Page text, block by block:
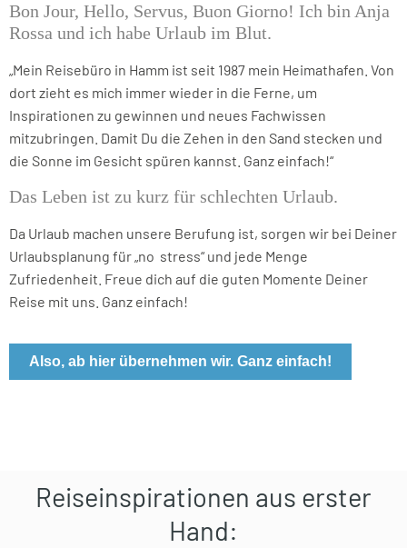
Bon Jour, Hello, Servus, Buon Giorno! Ich bin Anja
Rossa und ich habe Urlaub im Blut.
„Mein Reisebüro in Hamm ist seit 1987 mein Heimathafen. Von
dort zieht es mich immer wieder in die Ferne, um
Inspirationen zu gewinnen und neues Fachwissen
mitzubringen. Damit Du die Zehen in den Sand stecken und
die Sonne im Gesicht spüren kannst. Ganz einfach!“
Das Leben ist zu kurz für schlechten Urlaub.
Da Urlaub machen unsere Berufung ist, sorgen wir bei Deiner
Urlaubsplanung für „no stress“ und jede Menge
Zufriedenheit. Freue dich auf die guten Momente Deiner
Reise mit uns. Ganz einfach!
Also, ab hier übernehmen wir. Ganz einfach!
Reiseinspirationen aus erster
Hand: